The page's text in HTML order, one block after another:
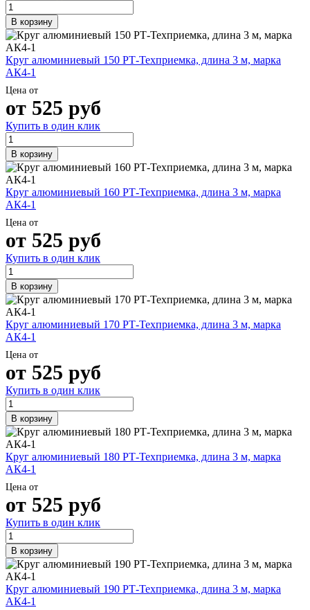
В корзину
Круг алюминиевый 150 РТ-Техприемка, длина 3 м, марка
АК4-1
Цена от
от 525 руб
Купить в один клик
В корзину
Круг алюминиевый 160 РТ-Техприемка, длина 3 м, марка
АК4-1
Цена от
от 525 руб
Купить в один клик
В корзину
Круг алюминиевый 170 РТ-Техприемка, длина 3 м, марка
АК4-1
Цена от
от 525 руб
Купить в один клик
В корзину
Круг алюминиевый 180 РТ-Техприемка, длина 3 м, марка
АК4-1
Цена от
от 525 руб
Купить в один клик
В корзину
Круг алюминиевый 190 РТ-Техприемка, длина 3 м, марка
АК4-1